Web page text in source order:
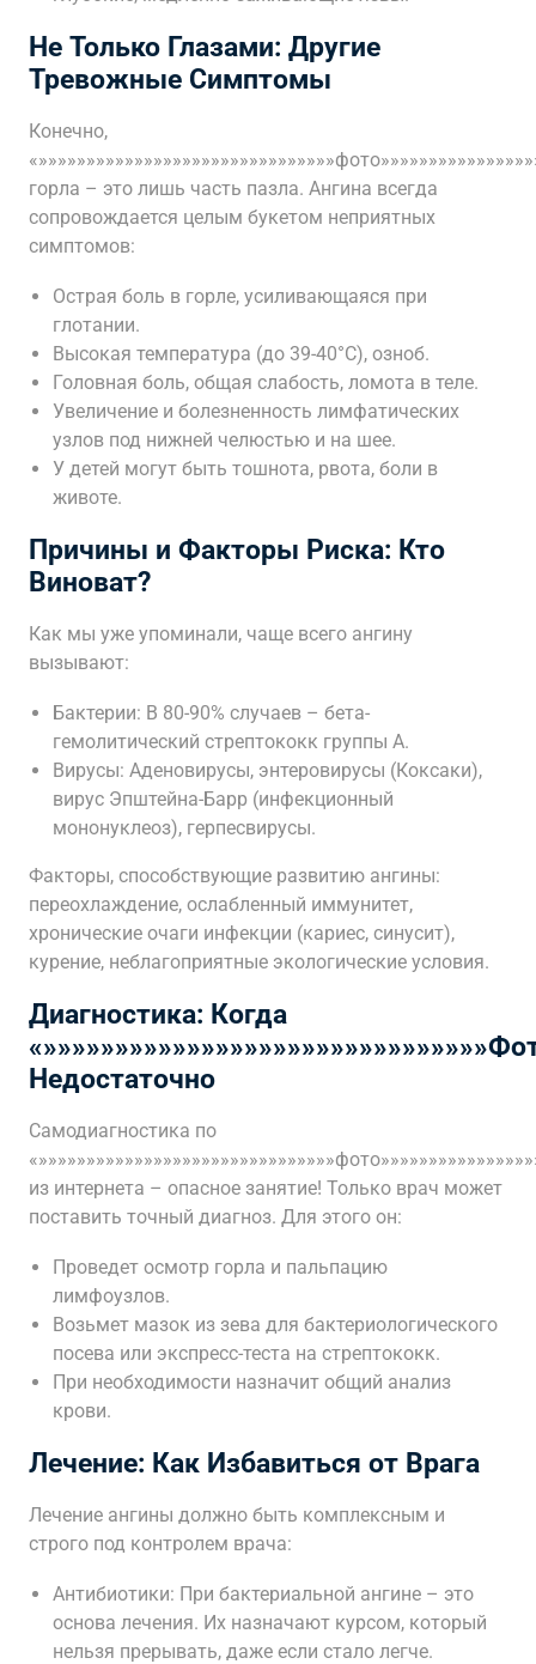
Не Только Глазами: Другие
Тревожные Симптомы
Конечно,
горла – это лишь часть пазла. Ангина всегда
сопровождается целым букетом неприятных
симптомов:
Острая боль в горле, усиливающаяся при
глотании.
Высокая температура (до 39-40°C), озноб.
Головная боль, общая слабость, ломота в теле.
Увеличение и болезненность лимфатических
узлов под нижней челюстью и на шее.
У детей могут быть тошнота, рвота, боли в
животе.
Причины и Факторы Риска: Кто
Виноват?
Как мы уже упоминали, чаще всего ангину
вызывают:
Бактерии: В 80-90% случаев – бета-
гемолитический стрептококк группы А.
Вирусы: Аденовирусы, энтеровирусы (Коксаки),
вирус Эпштейна-Барр (инфекционный
мононуклеоз), герпесвирусы.
Факторы, способствующие развитию ангины:
переохлаждение, ослабленный иммунитет,
хронические очаги инфекции (кариес, синусит),
курение, неблагоприятные экологические условия.
Диагностика: Когда
Недостаточно
Самодиагностика по
из интернета – опасное занятие! Только врач может
поставить точный диагноз. Для этого он:
Проведет осмотр горла и пальпацию
лимфоузлов.
Возьмет мазок из зева для бактериологического
посева или экспресс-теста на стрептококк.
При необходимости назначит общий анализ
крови.
Лечение: Как Избавиться от Врага
Лечение ангины должно быть комплексным и
строго под контролем врача:
Антибиотики: При бактериальной ангине – это
основа лечения. Их назначают курсом, который
нельзя прерывать, даже если стало легче.